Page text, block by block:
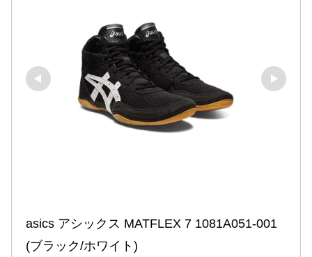
asics アシックス MATFLEX 7 1081A051-001
(ブラック/ホワイト)